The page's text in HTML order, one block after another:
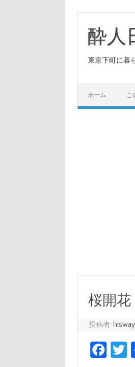
酔人
東京下町に暮
ホーム こ
桜開花
投稿者:
Fa